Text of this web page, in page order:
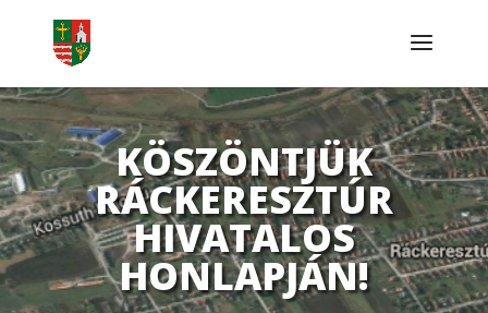
KÖSZÖNTJÜK
RÁCKERESZTÚR
HIVATALOS
HONLAPJÁN!